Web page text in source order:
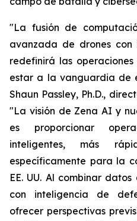
"La fusión de
avanzada de drones
redefinirá las
estar a la vanguardia de
Shaun Passley, Ph.D.,
"La visión de Zena AI y
es proporcionar
inteligentes, más
específicamente para la
EE. UU. Al combinar
con inteligencia de
ofrecer perspectivas